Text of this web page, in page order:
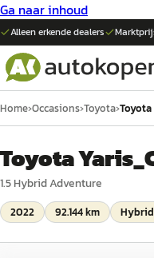
Ga naar inhoud
Alleen erkende dealers
Home›Occasions›Toyota›Toyota
Toyota
1.5 Hybrid Adventure
2022 92.144 km